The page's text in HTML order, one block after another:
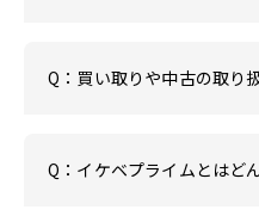
Q：買い取りや中古の取り
Q：イケベプライムとはど